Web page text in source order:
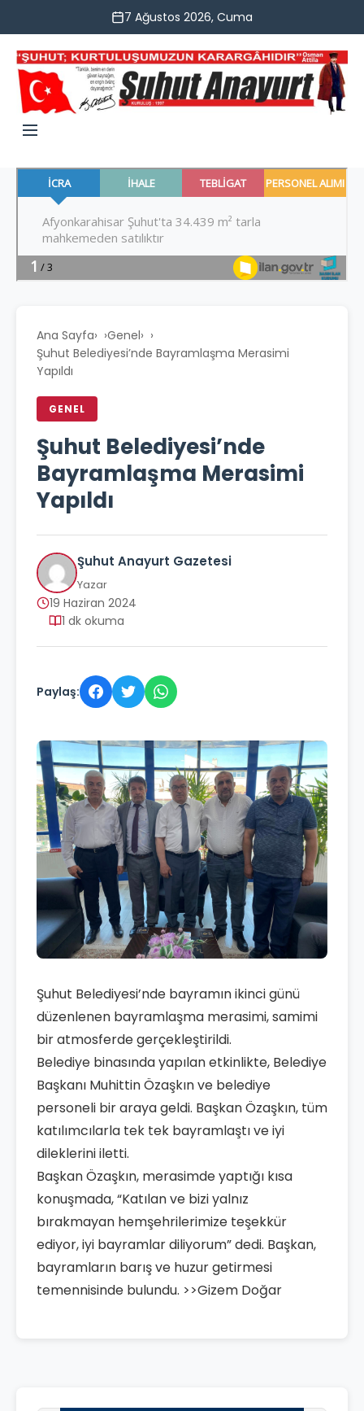
7 Ağustos 2026, Cuma
Ana Sayfa› Genel›
Şuhut Belediyesi’nde Bayramlaşma Merasimi
Yapıldı
GENEL
Şuhut Belediyesi’nde
Bayramlaşma Merasimi
Yapıldı
Şuhut Anayurt Gazetesi
Yazar
19 Haziran 2024
1 dk okuma
Paylaş:
Şuhut Belediyesi’nde bayramın ikinci günü
düzenlenen bayramlaşma merasimi, samimi
bir atmosferde gerçekleştirildi.
Belediye binasında yapılan etkinlikte, Belediye
Başkanı Muhittin Özaşkın ve belediye
personeli bir araya geldi. Başkan Özaşkın, tüm
katılımcılarla tek tek bayramlaştı ve iyi
dileklerini iletti.
Başkan Özaşkın, merasimde yaptığı kısa
konuşmada, “Katılan ve bizi yalnız
bırakmayan hemşehrilerimize teşekkür
ediyor, iyi bayramlar diliyorum” dedi. Başkan,
bayramların barış ve huzur getirmesi
temennisinde bulundu. >>Gizem Doğar